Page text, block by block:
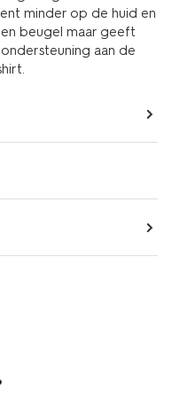
minder op de huid en
beugel maar geeft
aan de